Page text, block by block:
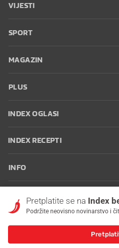
VIJESTI
SPORT
MAGAZIN
PLUS
INDEX OGLASI
INDEX RECEPTI
INFO
korištenja
Postavke kolačića
Pretplatite se na Index
Podržite neovisno novinarstvo i